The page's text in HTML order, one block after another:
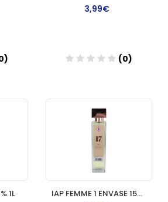
3,99€
(0)
1L IAP FEMME 1 ENVASE 150 ML Nº 17 TOUS TOUCH